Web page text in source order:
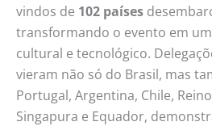
vindos de 102 países
transformando o evento em
cultural e tecnológico.
vieram não só do Brasil, mas
Portugal, Argentina, Chile,
Singapura e Equador,